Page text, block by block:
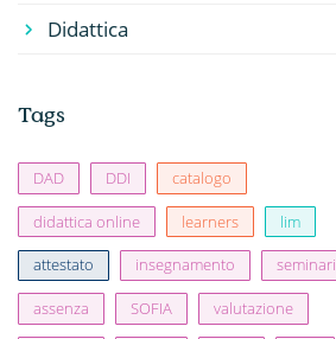
Didattica
Tags
DAD DDI catalogo
didattica online learners lim
attestato insegnamento seminari
assenza SOFIA valutazione